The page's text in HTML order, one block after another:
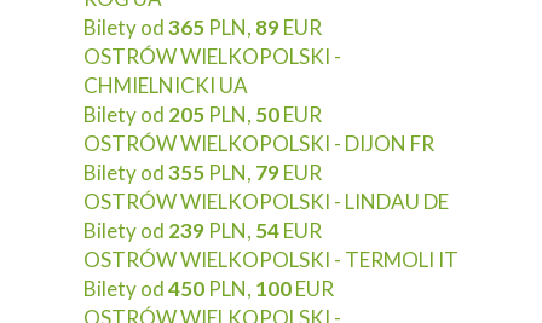
Bilety od365 PLN, 89EUR
OSTRÓW WIELKOPOLSKI -
CHMIELNICKI UA
Bilety od 205 PLN, 50EUR
OSTRÓW WIELKOPOLSKI - DIJON FR
Bilety od355 PLN, 79EUR
OSTRÓW WIELKOPOLSKI - LINDAU DE
Bilety od 239 PLN, 54EUR
OSTRÓW WIELKOPOLSKI - TERMOLI IT
Bilety od450 PLN, 100EUR
OSTRÓW WIELKOPOLSKI -